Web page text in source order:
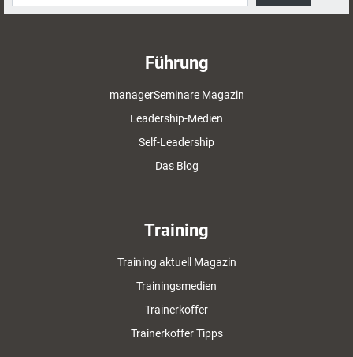
Führung
managerSeminare Magazin
Leadership-Medien
Self-Leadership
Das Blog
Training
Training aktuell Magazin
Trainingsmedien
Trainerkoffer
Trainerkoffer Tipps